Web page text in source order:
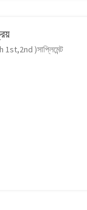
)সাপ্লিমেন্ট